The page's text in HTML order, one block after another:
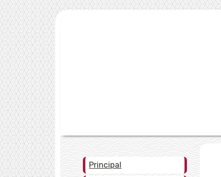
Principal